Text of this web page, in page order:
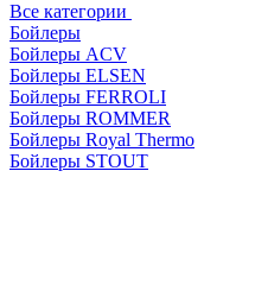
Все категории
Бойлеры
Бойлеры ACV
Бойлеры ELSEN
Бойлеры FERROLI
Бойлеры ROMMER
Бойлеры Royal Thermo
Бойлеры STOUT